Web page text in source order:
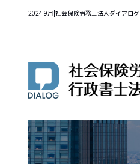
2024 9月|社会保険労務士法人ダイアログ